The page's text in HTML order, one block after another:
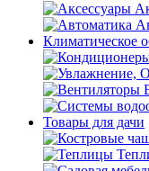
Климатическое
Товары для дачи